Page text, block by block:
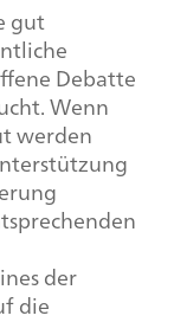
gut
Debatte
Wenn
werden
der
die